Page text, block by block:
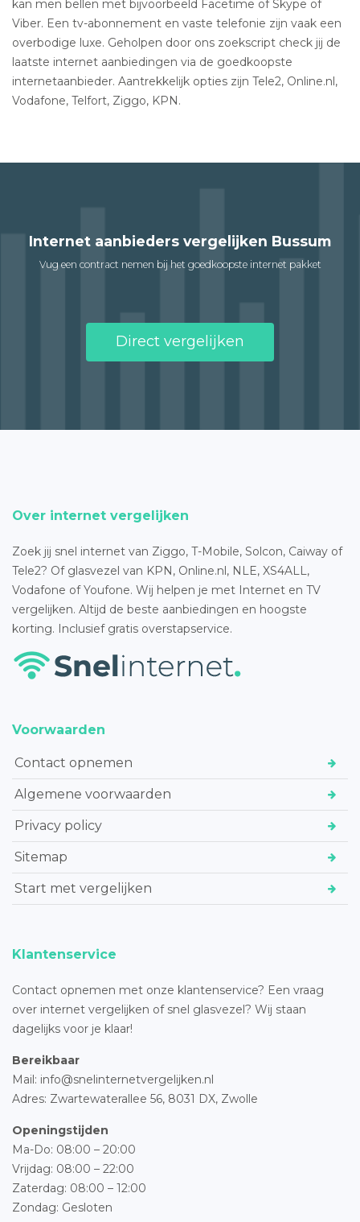
kan men bellen met bijvoorbeeld Facetime of Skype of
Viber. Een tv-abonnement en vaste telefonie zijn vaak een
overbodige luxe. Geholpen door ons zoekscript check jij de
laatste internet aanbiedingen via de goedkoopste
internetaanbieder. Aantrekkelijk opties zijn Tele2, Online.nl,
Vodafone, Telfort, Ziggo, KPN.
Internet aanbieders vergelijken Bussum
Vug een contract nemen bij het goedkoopste internet pakket
Direct vergelijken
Over internet vergelijken
Zoek jij snel internet van Ziggo, T-Mobile, Solcon, Caiway of
Tele2? Of glasvezel van KPN, Online.nl, NLE, XS4ALL,
Vodafone of Youfone. Wij helpen je met Internet en TV
vergelijken. Altijd de beste aanbiedingen en hoogste
korting. Inclusief gratis overstapservice.
Voorwaarden
Contact opnemen
Algemene voorwaarden
Privacy policy
Sitemap
Start met vergelijken
Klantenservice
Contact opnemen met onze klantenservice? Een vraag
over internet vergelijken of snel glasvezel? Wij staan
dagelijks voor je klaar!
Bereikbaar
Mail: info@snelinternetvergelijken.nl
Adres: Zwartewaterallee 56, 8031 DX, Zwolle
Openingstijden
Ma-Do: 08:00 – 20:00
Vrijdag: 08:00 – 22:00
Zaterdag: 08:00 – 12:00
Zondag: Gesloten